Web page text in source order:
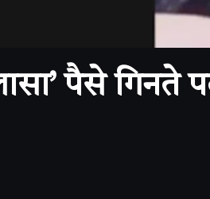
पैसे गिनते